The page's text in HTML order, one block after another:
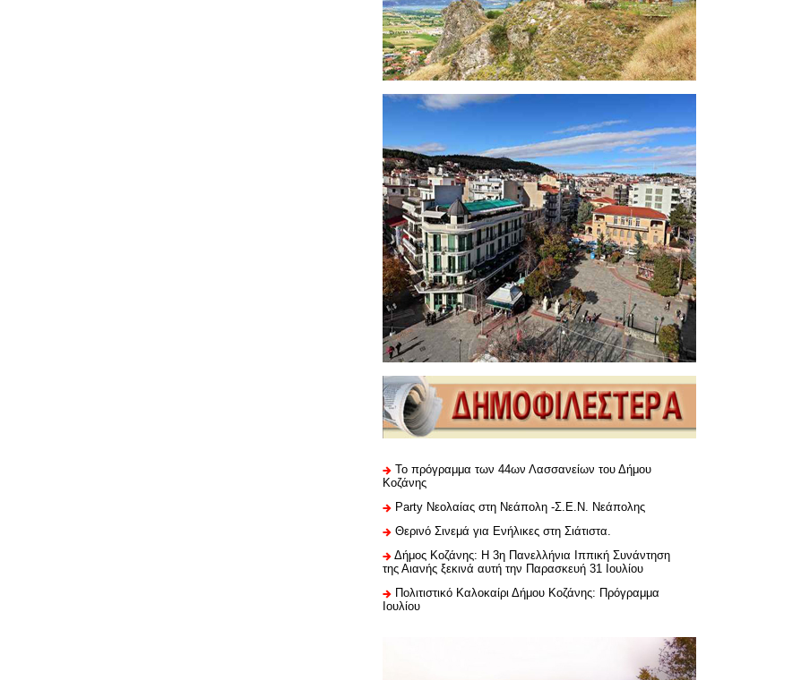
Το πρόγραμμα των 44ων Λασσανείων του Δήμου
Κοζάνης
Party Νεολαίας στη Νεάπολη -Σ.Ε.Ν. Νεάπολης
Θερινό Σινεμά για Ενήλικες στη Σιάτιστα.
Δήμος Κοζάνης: Η 3η Πανελλήνια Ιππική Συνάντηση
της Αιανής ξεκινά αυτή την Παρασκευή 31 Ιουλίου
Πολιτιστικό Καλοκαίρι Δήμου Κοζάνης: Πρόγραμμα
Ιουλίου